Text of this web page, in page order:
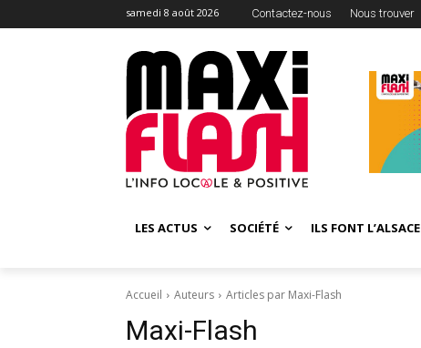
samedi 8 août 2026 Contactez-nous Nous trouver
LES ACTUS SOCIÉTÉ ILS FONT L’ALSACE
Accueil Auteurs Articles par Maxi-Flash
Maxi-Flash